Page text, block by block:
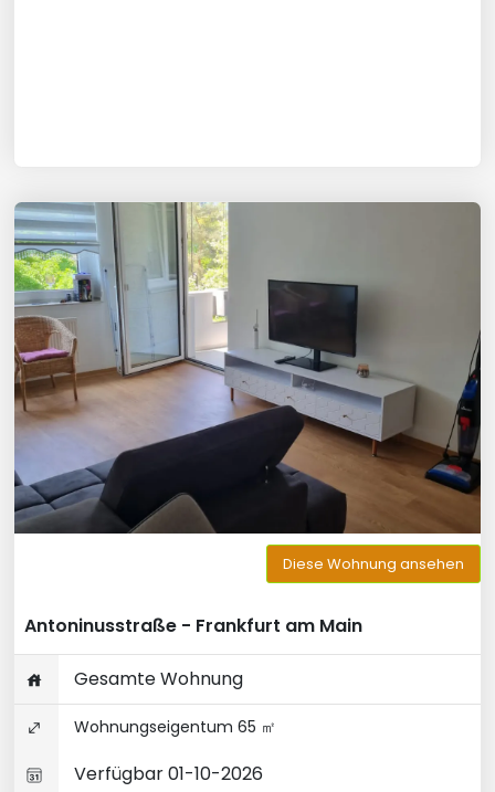
Diese Wohnung ansehen
Antoninusstraße - Frankfurt am Main
Gesamte Wohnung
Wohnungseigentum 65 ㎡
Verfügbar 01-10-2026